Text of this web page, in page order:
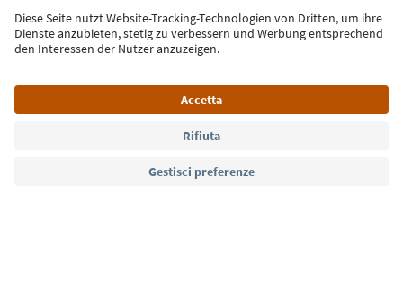
Iscriviti alla newsletter